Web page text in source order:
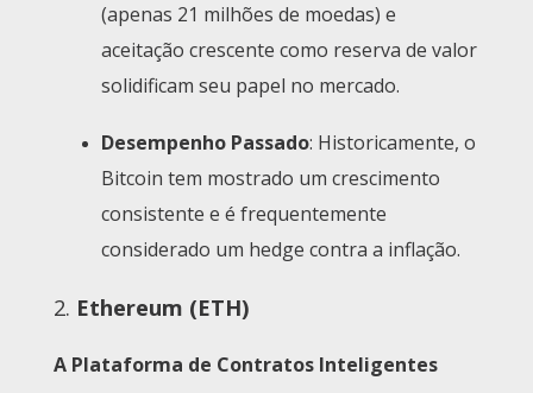
(apenas 21 milhões de moedas) e
aceitação crescente como reserva de valor
solidificam seu papel no mercado.
Desempenho Passado: Historicamente, o
Bitcoin tem mostrado um crescimento
consistente e é frequentemente
considerado um hedge contra a inflação.
2. Ethereum (ETH)
A Plataforma de Contratos Inteligentes